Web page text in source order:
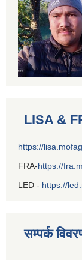
LISA &
https://
FRA-https://
LED - https://
सम्पर्क